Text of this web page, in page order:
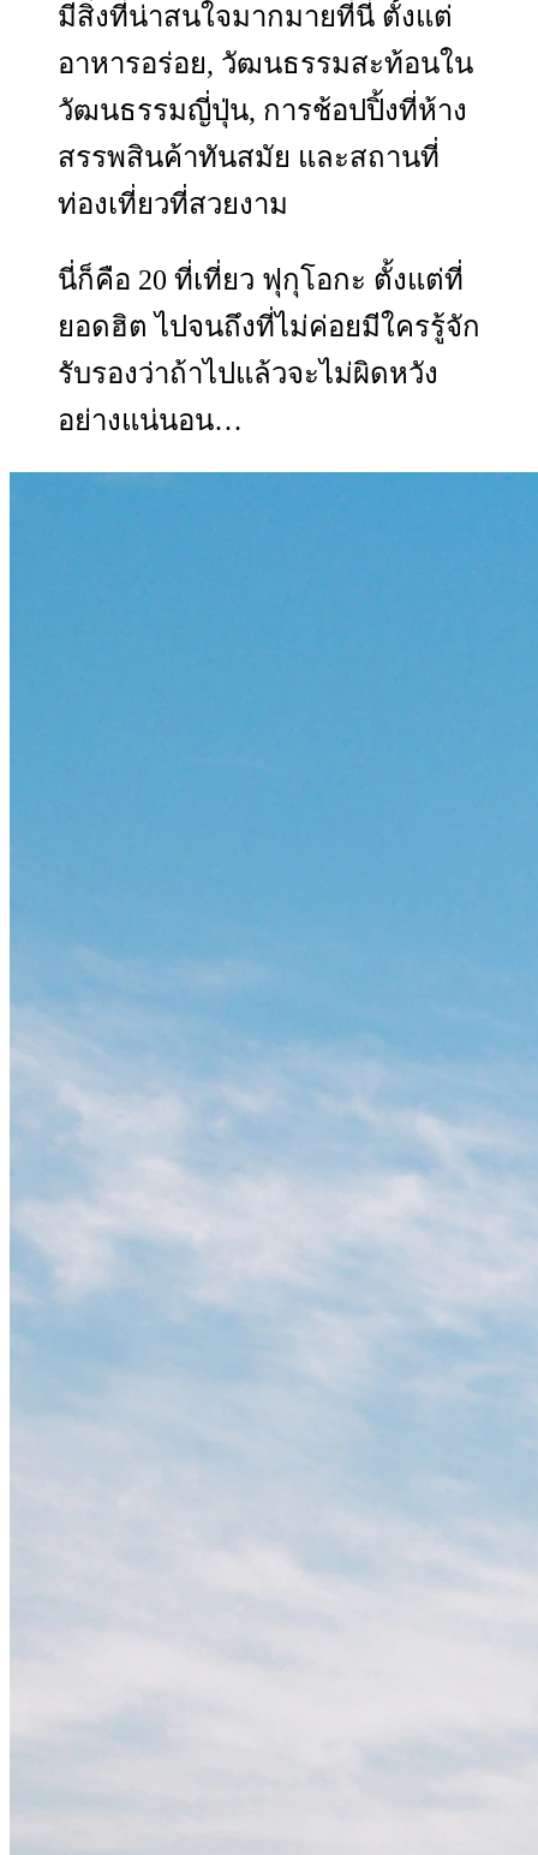
มีสิ่งที่น่าสนใจมากมายที่นี่ ตั้งแต่
อาหารอร่อย, วัฒนธรรมสะท้อนใน
วัฒนธรรมญี่ปุ่น, การช้อปปิ้งที่ห้าง
สรรพสินค้าทันสมัย และสถานที่
ท่องเที่ยวที่สวยงาม
นี่ก็คือ 20 ที่เที่ยว ฟุกุโอกะ ตั้งแต่ที่
ยอดฮิต ไปจนถึงที่ไม่ค่อยมีใครรู้จัก
รับรองว่าถ้าไปแล้วจะไม่ผิดหวัง
อย่างแน่นอน…